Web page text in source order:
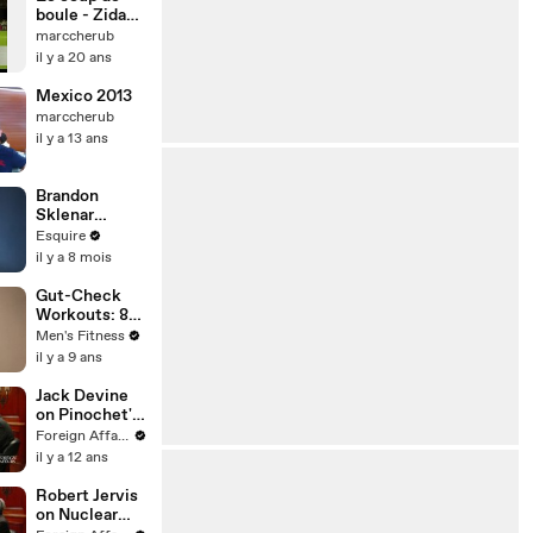
boule - Zidane
il a frappé
marccherub
il y a 20 ans
Mexico 2013
marccherub
il y a 13 ans
Brandon
Sklenar
Reflects on
Embarrassing
Past Roles |
How I Got
Here | Esquire
Esquire
il y a 8 mois
Gut-Check
Workouts: 8
quick routines
to fight
Men's Fitness
il y a 9 ans
Jack Devine
on Pinochet's
Coup
Foreign Affairs
il y a 12 ans
Robert Jervis
on Nuclear